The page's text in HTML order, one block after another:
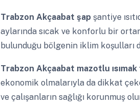
Trabzon Akçaabat şap şantiye
aylarında sıcak ve konforlu bir
bulunduğu bölgenin iklim koşulları
Trabzon Akçaabat mazotlu
ekonomik olmalarıyla da dikkat
ve çalışanların sağlığı korunmuş